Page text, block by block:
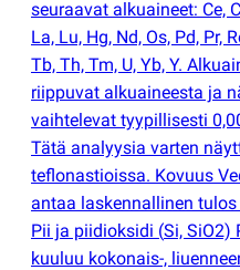
seuraavat alkuaineet: Ce,
La, Lu, Hg, Nd, Os, Pd, Pr,
Tb, Th, Tm, U, Yb, Y.
riippuvat alkuaineesta ja
vaihtelevat tyypillisesti
Tätä analyysia varten
teflonastioissa. Kovuus
antaa laskennallinen
Pii ja piidioksidi (Si, SiO2)
kuuluu kokonais-,